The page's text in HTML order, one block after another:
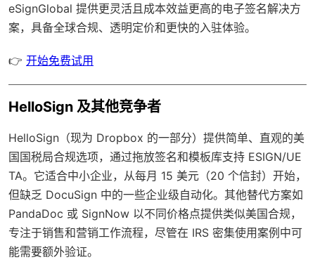
eSignGlobal 提供更灵活且成本效益更高的电子签名解决方
案，具备全球合规、透明定价和更快的入驻体验。
👉 开始免费试用
HelloSign 及其他竞争者
HelloSign（现为 Dropbox 的一部分）提供简单、直观的美
国国税局合规选项，通过拖放签名和模板库支持 ESIGN/UE
TA。它适合中小企业，从每月 15 美元（20 个信封）开始，
但缺乏 DocuSign 中的一些企业级自动化。其他替代方案如
PandaDoc 或 SignNow 以不同价格点提供类似美国合规，
专注于销售和营销工作流程，尽管在 IRS 密集使用案例中可
能需要额外验证。